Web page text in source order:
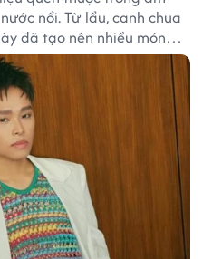
nổi. Từ lẩu, canh chua
đã tạo nên nhiều món